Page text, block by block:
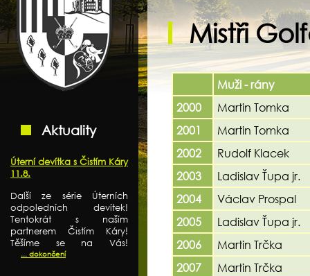
Aktuality
Úterní devítka s Čistím Káry
11.8.
Další ze série Úterních
odpoledních devítek!
Tentokrát s naším
partnerem Čistím Káry!
Těšíme se na Vás!
... dokončení
Mistři
Muži - rány
2000
Martin Tomka
2001
Martin Tomka
2002
Rudolf Klacek
2003
Ladislav Ťupa jr.
2004
Václav Prospal
2005
Ladislav Ťupa jr.
2006
Martin Trčka
2007
Martin Trčka